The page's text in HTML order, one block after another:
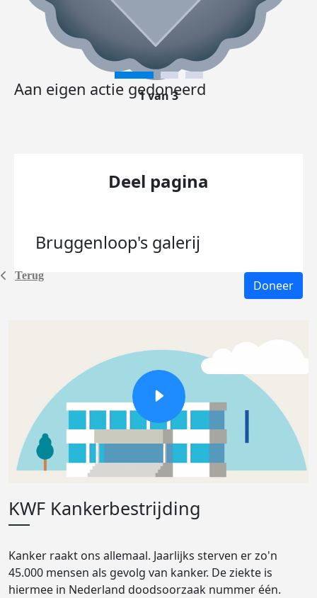
Terug
Aan eigen actie gedoneerd
1 van 3
Deel pagina
Bruggenloop's galerij
Doneer
KWF Kankerbestrijding
Kanker raakt ons allemaal. Jaarlijks sterven er zo'n
45.000 mensen als gevolg van kanker. De ziekte is
hiermee in Nederland doodsoorzaak nummer één.